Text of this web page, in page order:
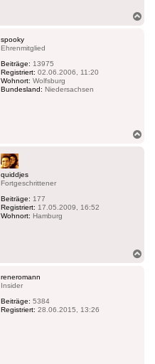
spooky
Ehrenmitglied
Beiträge: 13975
Registriert: 02.06.2006, 11:20
Wohnort: Wolfsburg
Bundesland: Niedersachsen
quiddjes
Fortgeschrittener
Beiträge: 177
Registriert: 17.05.2009, 16:52
Wohnort: Hamburg
reneromann
Insider
Beiträge: 5384
Registriert: 28.06.2015, 13:26